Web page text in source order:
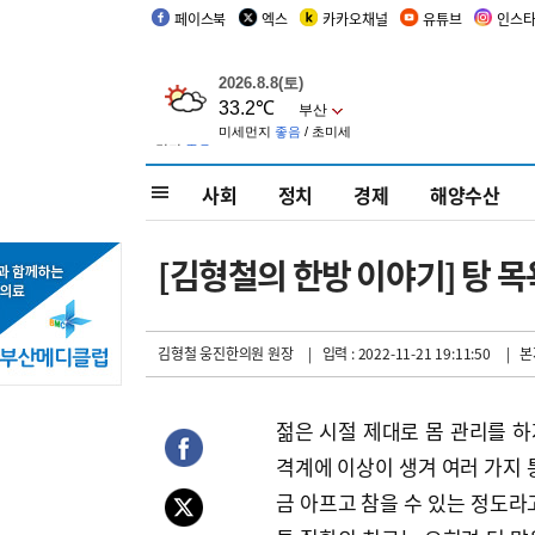
페이스북 엑스 카카오채널 유튜브 인스
사회 정치 경제 해양수산
[김형철의 한방 이야기] 탕
김형철 웅진한의원 원장 | 입력 : 2022-11-21 19:11:50 | 본
젊은 시절 제대로 몸 관리를
격계에 이상이 생겨 여러 가지
금 아프고 참을 수 있는 정도